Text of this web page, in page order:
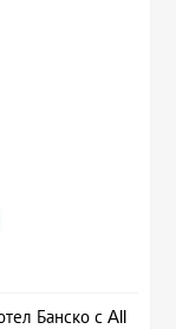
Банско с All